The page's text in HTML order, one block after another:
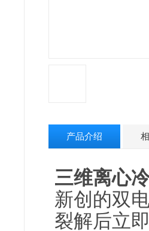
产品介绍
三维离心
新创的双
裂解后立